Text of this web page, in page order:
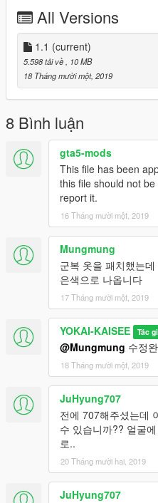
All Versions
1.1 (current)
5.598 tải về
, 10 MB
18 Tháng mười một, 2019
8 Bình luận
gta5-mods
This file has been
this file should not
report it.
16 Tháng mười một, 2019
Mungmung
군복 옷을 패치했는
은색으로 나옵니다
17 Tháng mười một, 2019
YOKAI-KAISEE Tác
@Mungmung 수정
18 Tháng mười một, 2019
JuHyung707
전에 707해주셨는데
수 있습니까?? 얼굴
로..
20 Tháng mười hai, 2019
JuHyung707